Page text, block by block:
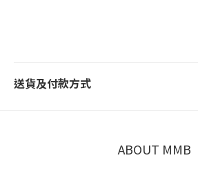
送貨及付款方式
ABOUT MMB